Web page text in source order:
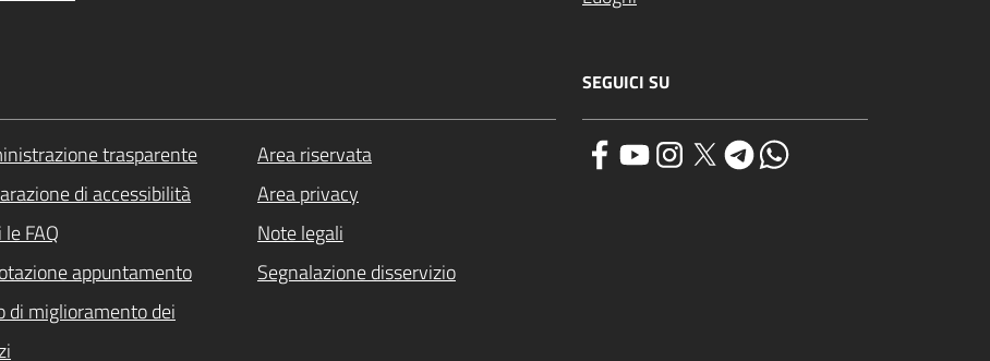
trasparente
Area riservata
di accessibilità
Area privacy
FAQ
Note legali
appuntamento
Segnalazione disservizio
di miglioramento dei
SEGUICI SU